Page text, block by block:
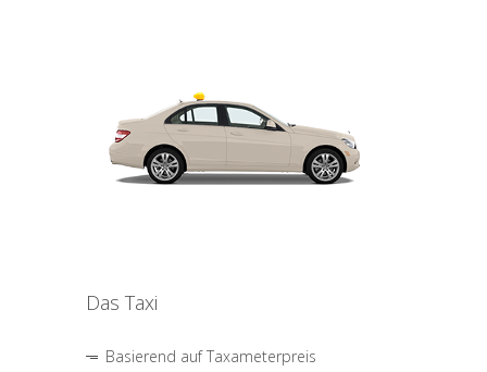
Das Taxi
Basierend auf Taxameterpreis